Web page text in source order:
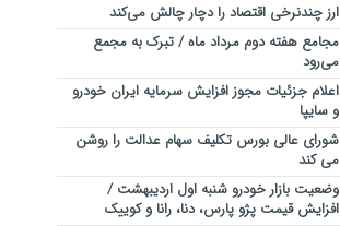
ارز چندنرخی اقتصاد را دچار چالش می‌کند
مجامع هفته دوم مرداد ماه / تبرک به مجمع
می‌رود
اعلام جزئیات مجوز افزایش سرمایه ایران خودرو
و سایپا
شورای عالی بورس تکلیف سهام عدالت را روشن
می کند
وضعیت بازار خودرو شنبه اول اردیبهشت /
افزایش قیمت پژو پارس، دنا، رانا و کوییک